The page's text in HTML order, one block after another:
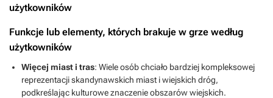
użytkowników
Funkcje lub elementy, których brakuje w grze według
użytkowników
Więcej miast i tras: Wiele osób chciało bardziej kompleksowej
reprezentacji skandynawskich miast i wiejskich dróg,
podkreślając kulturowe znaczenie obszarów wiejskich.